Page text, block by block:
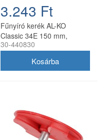
3.243 Ft
Fűnyíró kerék AL-KO
Classic 34E 150 mm,
komplett
30-440830